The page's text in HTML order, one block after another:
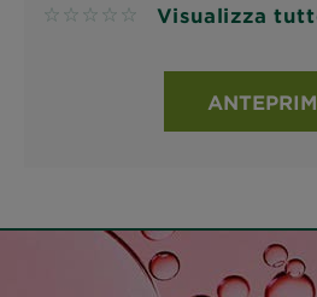
No reviews Visualizza